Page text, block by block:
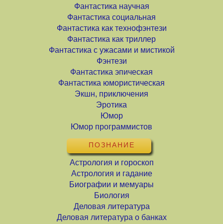
Фантастика научная
Фантастика социальная
Фантастика как технофэнтези
Фантастика как триллер
Фантастика с ужасами и мистикой
Фэнтези
Фантастика эпическая
Фантастика юмористическая
Экшн, приключения
Эротика
Юмор
Юмор программистов
ПОЗНАНИЕ
Астрология и гороскоп
Астрология и гадание
Биографии и мемуары
Биология
Деловая литература
Деловая литература о банках